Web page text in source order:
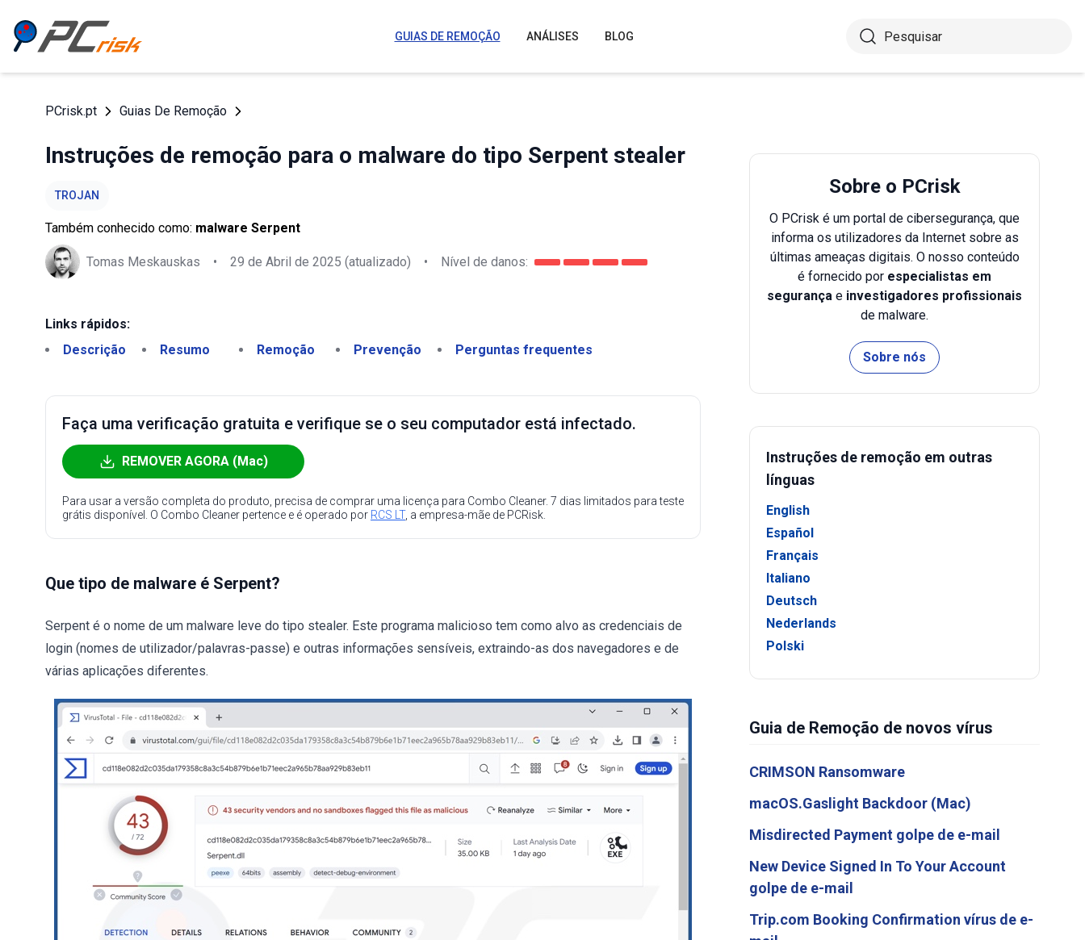
GUIAS DE REMOÇÃO ANÁLISES BLOG
PCrisk.pt Guias De Remoção
Instruções de remoção para o malware do tipo Serpent stealer
TROJAN
Também conhecido como: malware Serpent
Tomas Meskauskas • 29 de Abril de 2025 (atualizado) • Nível de danos:
Links rápidos:
Descrição
Resumo Remoção Prevenção Perguntas frequentes
Faça uma verificação gratuita e verifique se o seu computador está infectado.
REMOVER AGORA (Mac)
Para usar a versão completa do produto, precisa de comprar uma licença para Combo Cleaner. 7 dias limitados para teste
grátis disponível. O Combo Cleaner pertence e é operado por RCS LT, a empresa-mãe de PCRisk.
Que tipo de malware é Serpent?
Serpent é o nome de um malware leve do tipo stealer. Este programa malicioso tem como alvo as credenciais de
login (nomes de utilizador/palavras-passe) e outras informações sensíveis, extraindo-as dos navegadores e de
várias aplicações diferentes.
Sobre o PCrisk
O PCrisk é um portal de cibersegurança, que
informa os utilizadores da Internet sobre as
últimas ameaças digitais. O nosso conteúdo
é fornecido por especialistas em
segurança e investigadores profissionais
de malware.
Sobre nós
Instruções de remoção em outras
línguas
English
Español
Français
Italiano
Deutsch
Nederlands
Polski
Guia de Remoção de novos vírus
CRIMSON Ransomware
macOS.Gaslight Backdoor (Mac)
Misdirected Payment golpe de e-mail
New Device Signed In To Your Account
golpe de e-mail
Trip.com Booking Confirmation vírus de e-